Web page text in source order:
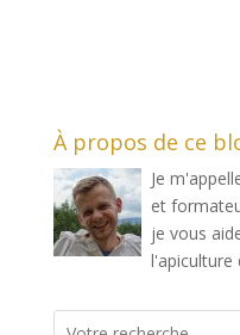
À propos de ce
Je
et
je vous
l'apiculture